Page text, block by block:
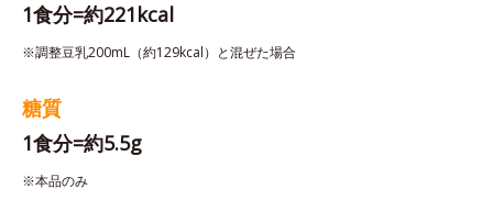
1食分=約221kcal
※調整豆乳200mL（約129kcal）と混ぜた場合
糖質
1食分=約5.5g
※本品のみ